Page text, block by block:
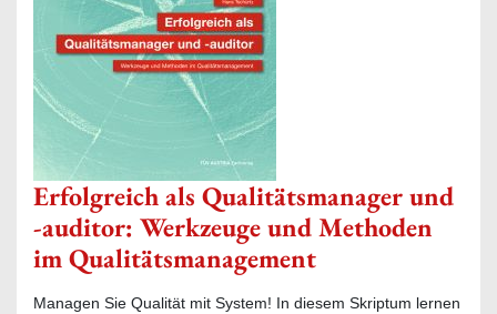
Erfolgreich als Qualitätsmanager und
-auditor: Werkzeuge und Methoden
im Qualitätsmanagement
Managen Sie Qualität mit System! In diesem Skriptum lernen